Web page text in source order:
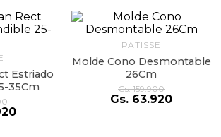
Estriado
35Cm
PATISSE
Molde Cono Desmontable
26Cm
Gs. 159.900
Gs. 63.920